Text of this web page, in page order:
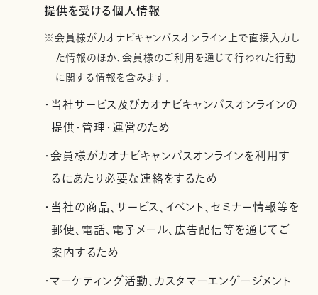
提供を受ける個人情報
※会員様がカオナビキャンパスオンライン上で直接入力し
た情報のほか、会員様のご利用を通じて行われた行動
に関する情報を含みます。
・当社サービス及びカオナビキャンパスオンラインの
提供・管理・運営のため
・会員様がカオナビキャンパスオンラインを利用す
るにあたり必要な連絡をするため
・当社の商品、サービス、イベント、セミナー情報等を
郵便、電話、電子メール、広告配信等を通じてご
案内するため
・マーケティング活動、カスタマーエンゲージメント